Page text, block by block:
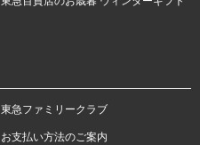
東急ファミリークラブ
お支払い方法のご案内